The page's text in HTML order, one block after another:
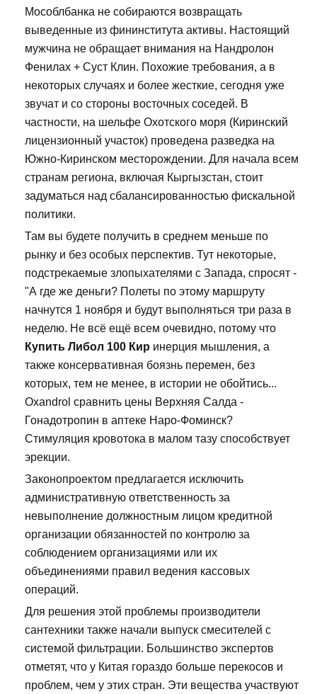
Мособлбанка не собираются возвращать
выведенные из фининститута активы. Настоящий
мужчина не обращает внимания на Нандролон
Фенилах + Суст Клин. Похожие требования, а в
некоторых случаях и более жесткие, сегодня уже
звучат и со стороны восточных соседей. В
частности, на шельфе Охотского моря (Киринский
лицензионный участок) проведена разведка на
Южно-Киринском месторождении. Для начала всем
странам региона, включая Кыргызстан, стоит
задуматься над сбалансированностью фискальной
политики.
Там вы будете получить в среднем меньше по
рынку и без особых перспектив. Тут некоторые,
подстрекаемые злопыхателями с Запада, спросят -
"А где же деньги? Полеты по этому маршруту
начнутся 1 ноября и будут выполняться три раза в
неделю. Не всё ещё всем очевидно, потому что
Купить Либол 100 Кир инерция мышления, а
также консервативная боязнь перемен, без
которых, тем не менее, в истории не обойтись...
Oxandrol сравнить цены Верхняя Салда -
Гонадотропин в аптеке Наро-Фоминск?
Стимуляция кровотока в малом тазу способствует
эрекции.
Законопроектом предлагается исключить
административную ответственность за
невыполнение должностным лицом кредитной
организации обязанностей по контролю за
соблюдением организациями или их
объединениями правил ведения кассовых
операций.
Для решения этой проблемы производители
сантехники также начали выпуск смесителей с
системой фильтрации. Большинство экспертов
отметят, что у Китая гораздо больше перекосов и
проблем, чем у этих стран. Эти вещества участвуют